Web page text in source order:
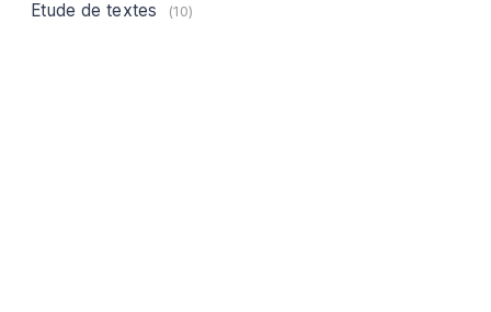
Etude de textes (10)